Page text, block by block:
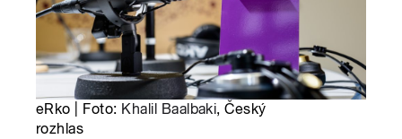
eRko | Foto: Khalil Baalbaki, Český
rozhlas